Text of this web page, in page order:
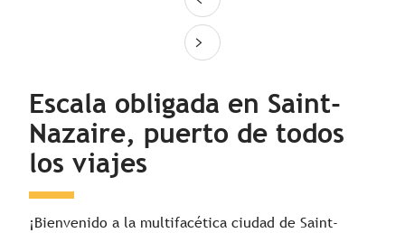
Escala obligada en Saint-
Nazaire, puerto de todos
los viajes
¡Bienvenido a la multifacética ciudad de Saint-